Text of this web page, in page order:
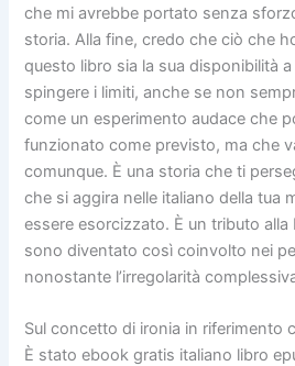
che mi avrebbe portato senza
storia. Alla fine, credo che ciò che
questo libro sia la sua disponibilità
spingere i limiti, anche se non
come un esperimento audace che
funzionato come previsto, ma che
comunque. È una storia che ti
che si aggira nelle italiano della tua
essere esorcizzato. È un tributo alla
sono diventato così coinvolto nei
nonostante l’irregolarità
Sul concetto di ironia in riferimento
È stato ebook gratis italiano libro